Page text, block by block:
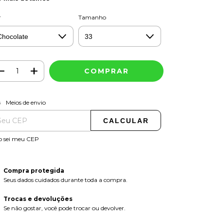
Tamanho
para o CEP:
Meios de envio
CALCULAR
sei meu CEP
Compra protegida
Seus dados cuidados durante toda a compra.
Trocas e devoluções
Se não gostar, você pode trocar ou devolver.